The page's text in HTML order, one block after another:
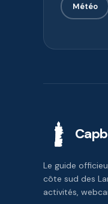
Météo
Le guide
côte sud des
activités,